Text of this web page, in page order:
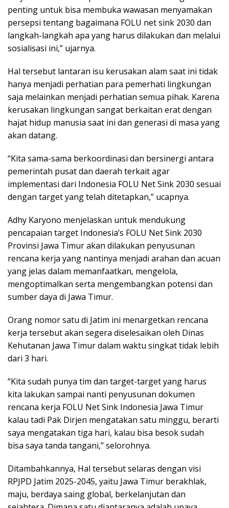
penting untuk bisa membuka wawasan menyamakan
persepsi tentang bagaimana FOLU net sink 2030 dan
langkah-langkah apa yang harus dilakukan dan melalui
sosialisasi ini,” ujarnya.
Hal tersebut lantaran isu kerusakan alam saat ini tidak
hanya menjadi perhatian para pemerhati lingkungan
saja melainkan menjadi perhatian semua pihak. Karena
kerusakan lingkungan sangat berkaitan erat dengan
hajat hidup manusia saat ini dan generasi di masa yang
akan datang.
“Kita sama-sama berkoordinasi dan bersinergi antara
pemerintah pusat dan daerah terkait agar
implementasi dari Indonesia FOLU Net Sink 2030 sesuai
dengan target yang telah ditetapkan,” ucapnya.
Adhy Karyono menjelaskan untuk mendukung
pencapaian target Indonesia’s FOLU Net Sink 2030
Provinsi Jawa Timur akan dilakukan penyusunan
rencana kerja yang nantinya menjadi arahan dan acuan
yang jelas dalam memanfaatkan, mengelola,
mengoptimalkan serta mengembangkan potensi dan
sumber daya di Jawa Timur.
Orang nomor satu di Jatim ini menargetkan rencana
kerja tersebut akan segera diselesaikan oleh Dinas
Kehutanan Jawa Timur dalam waktu singkat tidak lebih
dari 3 hari.
“Kita sudah punya tim dan target-target yang harus
kita lakukan sampai nanti penyusunan dokumen
rencana kerja FOLU Net Sink Indonesia Jawa Timur
kalau tadi Pak Dirjen mengatakan satu minggu, berarti
saya mengatakan tiga hari, kalau bisa besok sudah
bisa saya tanda tangani,” selorohnya.
Ditambahkannya, Hal tersebut selaras dengan visi
RPJPD Jatim 2025-2045, yaitu Jawa Timur berakhlak,
maju, berdaya saing global, berkelanjutan dan